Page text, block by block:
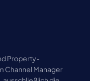
Property-
Channel Manager